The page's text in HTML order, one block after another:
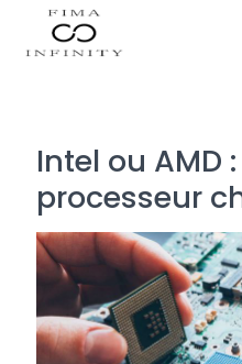
Intel ou AMD
processeur